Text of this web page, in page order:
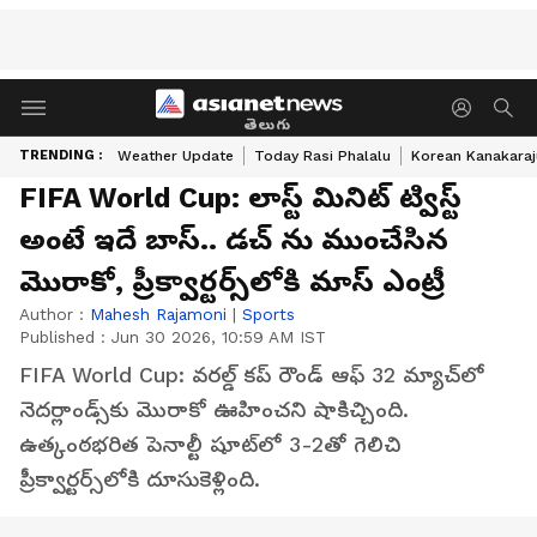
తెలుగు
TRENDING : Weather Update Today Rasi Phalalu Korean
FIFA World Cup: లాస్ట్ మినిట్ ట్విస్ట్
అంటే ఇదే బాస్.. డచ్ ను ముంచేసిన
మొరాకో, ప్రీక్వార్టర్స్‌లోకి మాస్ ఎంట్రీ
Author : Mahesh Rajamoni | Sports
Published : Jun 30 2026, 10:59 AM IST
FIFA World Cup: వరల్డ్ కప్ రౌండ్ ఆఫ్ 32 మ్యాచ్‌లో
నెదర్లాండ్స్‌కు మొరాకో ఊహించని షాకిచ్చింది.
ఉత్కంఠభరిత పెనాల్టీ షూట్‌లో 3-2తో గెలిచి
ప్రీక్వార్టర్స్‌లోకి దూసుకెళ్లింది.